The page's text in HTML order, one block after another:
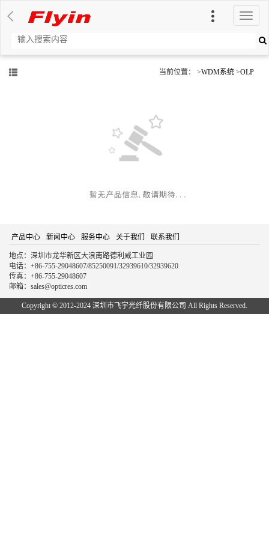
切
换
当前位置： >WDM系统 >OLP
产品中心 新闻中心 服务中心 关于我们 联系我们
地点：深圳市龙华新区大浪南路德利威工业园
电话：+86-755-29048607/85250091/32939610/32939620
传真：+86-755-29048607
邮箱：sales@opticres.com
Copyright © 2012-2024 深圳市飞宇光纤股份有限公司 All Rights Reserved.